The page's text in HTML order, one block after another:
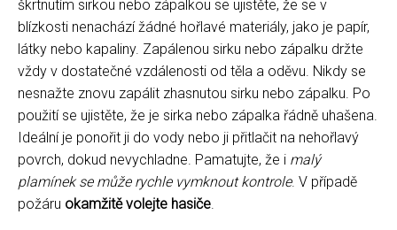
škrtnutím sirkou nebo zápalkou se ujistěte, že se v
blízkosti nenachází žádné hořlavé materiály, jako je papír,
látky nebo kapaliny. Zapálenou sirku nebo zápalku držte
vždy v dostatečné vzdálenosti od těla a oděvu. Nikdy se
nesnažte znovu zapálit zhasnutou sirku nebo zápalku. Po
použití se ujistěte, že je sirka nebo zápalka řádně uhašena.
Ideální je ponořit ji do vody nebo ji přitlačit na nehořlavý
povrch, dokud nevychladne. Pamatujte, že i malý
plamínek se může rychle vymknout kontrole. V případě
požáru okamžitě volejte hasiče.